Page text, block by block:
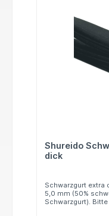
Shureido
dick
Schwarzgurt extra
5,0 mm (50%
Schwarzgurt).